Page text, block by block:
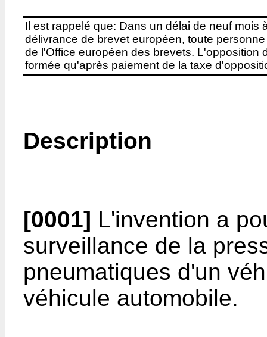
Il est rappelé que: Dans un délai de neuf
délivrance de brevet européen, toute
de l'Office européen des brevets. L'opposition
formée qu'après paiement de la taxe
Description
[0001] L'invention a
surveillance de la
pneumatiques d'un
véhicule automobile.